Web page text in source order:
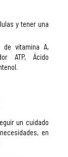
y tener una
de vitamina A,
ATP, Ácido
un cuidado
en